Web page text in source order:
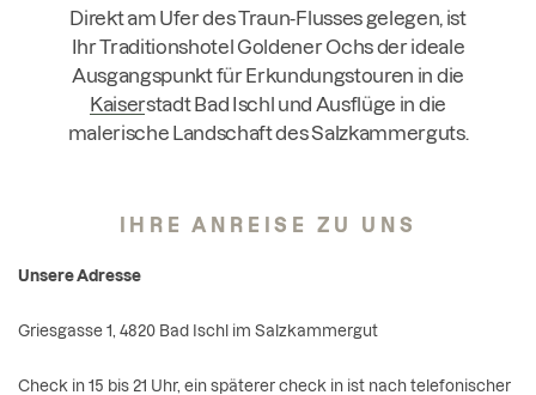
Direkt am Ufer des Traun-Flusses gelegen, ist
Ihr Traditionshotel Goldener Ochs der ideale
Ausgangspunkt für Erkundungstouren in die
Kaiserstadt Bad Ischl und Ausflüge in die
malerische Landschaft des Salzkammerguts.
IHRE ANREISE ZU UNS
Unsere Adresse
Griesgasse 1, 4820 Bad Ischl im Salzkammergut
Check in 15 bis 21 Uhr, ein späterer check in ist nach telefonischer